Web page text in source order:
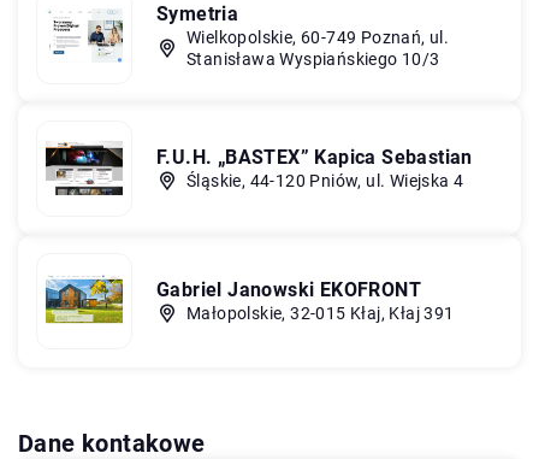
Symetria
Wielkopolskie, 60-749 Poznań, ul.
Stanisława Wyspiańskiego 10/3
F.U.H. „BASTEX” Kapica Sebastian
Śląskie, 44-120 Pniów, ul. Wiejska 4
Gabriel Janowski EKOFRONT
Małopolskie, 32-015 Kłaj, Kłaj 391
Dane kontakowe